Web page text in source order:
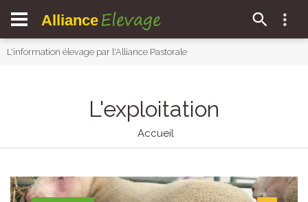
Alliance Elevage
L'information élevage par l'Alliance Pastorale
L'exploitation
Accueil